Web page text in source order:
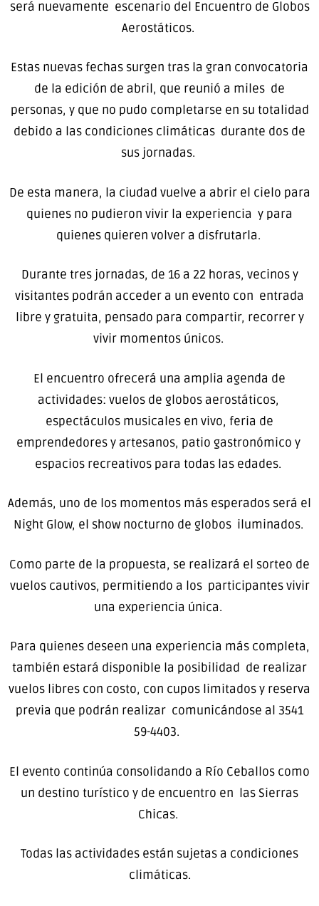
será nuevamente escenario del Encuentro de Globos
Aerostáticos.
Estas nuevas fechas surgen tras la gran convocatoria
de la edición de abril, que reunió a miles de
personas, y que no pudo completarse en su totalidad
debido a las condiciones climáticas durante dos de
sus jornadas.
De esta manera, la ciudad vuelve a abrir el cielo para
quienes no pudieron vivir la experiencia y para
quienes quieren volver a disfrutarla.
Durante tres jornadas, de 16 a 22 horas, vecinos y
visitantes podrán acceder a un evento con entrada
libre y gratuita, pensado para compartir, recorrer y
vivir momentos únicos.
El encuentro ofrecerá una amplia agenda de
actividades: vuelos de globos aerostáticos,
espectáculos musicales en vivo, feria de
emprendedores y artesanos, patio gastronómico y
espacios recreativos para todas las edades.
Además, uno de los momentos más esperados será el
Night Glow, el show nocturno de globos iluminados.
Como parte de la propuesta, se realizará el sorteo de
vuelos cautivos, permitiendo a los participantes vivir
una experiencia única.
Para quienes deseen una experiencia más completa,
también estará disponible la posibilidad de realizar
vuelos libres con costo, con cupos limitados y reserva
previa que podrán realizar comunicándose al 3541
59-4403.
El evento continúa consolidando a Río Ceballos como
un destino turístico y de encuentro en las Sierras
Chicas.
Todas las actividades están sujetas a condiciones
climáticas.